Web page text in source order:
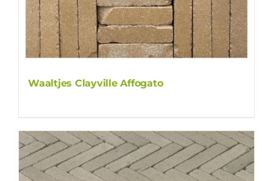
Waaltjes Clayville Affogato